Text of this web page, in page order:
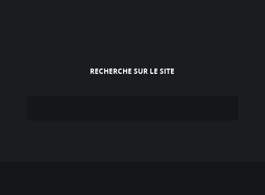
RECHERCHE SUR LE SITE